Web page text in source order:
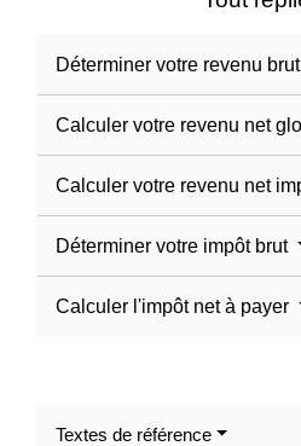
Déterminer votre revenu
Calculer votre revenu net
Calculer votre revenu net
Déterminer votre impôt brut
Calculer l'impôt net à payer
Textes de référence